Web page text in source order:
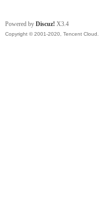
Powered by Discuz! X3.4
Copyright © 2001-2020, Tencent Cloud.